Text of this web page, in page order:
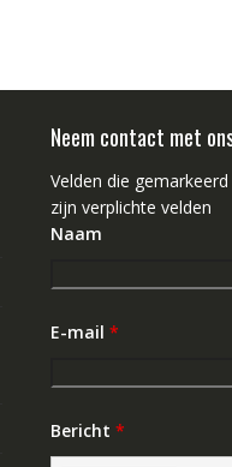
Neem contact met
Velden die
zijn verplichte velden
Naam
E-mail *
Bericht *